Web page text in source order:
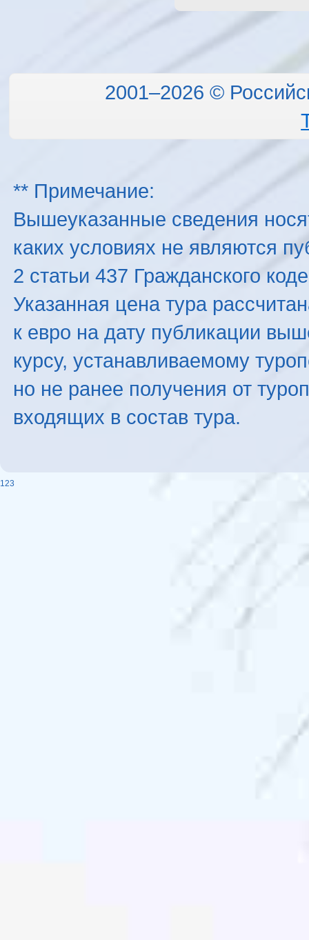
2001–2026 ©
** Примечание:
Вышеуказанные сведения
каких условиях не являются
2 статьи 437 Гражданского
Указанная цена тура
к евро на дату публикации
курсу, устанавливаемому
но не ранее получения от
входящих в состав тура.
123